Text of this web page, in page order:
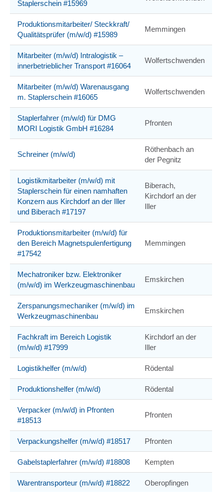
Staplerschein #15969
Produktionsmitarbeiter/ Steckkraft/
Qualitätsprüfer (m/w/d) #15989
Memmingen
Mitarbeiter (m/w/d) Intralogistik –
innerbetrieblicher Transport #16064
Wolfertschwenden
Mitarbeiter (m/w/d) Warenausgang
m. Staplerschein #16065
Wolfertschwenden
Staplerfahrer (m/w/d) für DMG
MORI Logistik GmbH #16284
Pfronten
Schreiner (m/w/d)
Röthenbach an
der Pegnitz
Logistikmitarbeiter (m/w/d) mit
Staplerschein für einen namhaften
Konzern aus Kirchdorf an der Iller
und Biberach #17197
Biberach,
Kirchdorf an der
Iller
Produktionsmitarbeiter (m/w/d) für
den Bereich Magnetspulenfertigung
#17542
Memmingen
Mechatroniker bzw. Elektroniker
(m/w/d) im Werkzeugmaschinenbau
Emskirchen
Zerspanungsmechaniker (m/w/d) im
Werkzeugmaschinenbau
Emskirchen
Fachkraft im Bereich Logistik
(m/w/d) #17999
Kirchdorf an der
Iller
Logistikhelfer (m/w/d) Rödental
Produktionshelfer (m/w/d) Rödental
Verpacker (m/w/d) in Pfronten
#18513
Pfronten
Verpackungshelfer (m/w/d) #18517 Pfronten
Gabelstaplerfahrer (m/w/d) #18808 Kempten
Warentransporteur (m/w/d) #18822 Oberopfingen